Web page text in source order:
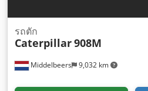
Middelbeers 9,032 km
รถตัก
Caterpillar908M